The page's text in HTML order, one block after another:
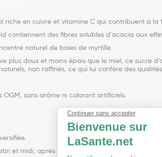
riche en cuivre et vitamine C qui contribuent à la
contiennent des fibres solubles d'acacia aux
naturel de baies de myrtille.
plus doux et moins épais que le miel, ce sucre
non raffinés, ce qui lui confère des
OGM, sans arôme ni colorant artificiels.
et midi, après le repas.